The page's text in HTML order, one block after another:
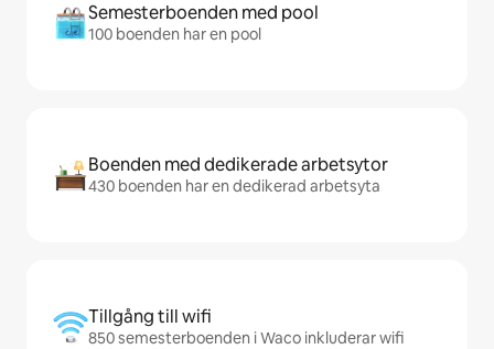
Semesterboenden med pool
100 boenden har en pool
Boenden med dedikerade arbetsytor
430 boenden har en dedikerad arbetsyta
Tillgång till wifi
850 semesterboenden i Waco inkluderar wifi